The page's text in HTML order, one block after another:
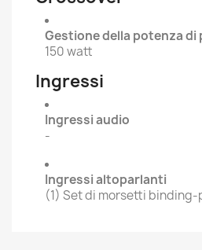
Gestione della potenza di
150 watt
Ingressi
Ingressi audio
-
Ingressi altoparlanti
(1) Set di morsetti binding-